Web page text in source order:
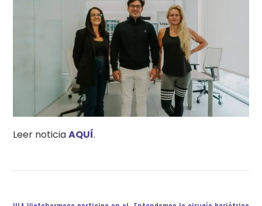
Leer noticiaAQUÍ.